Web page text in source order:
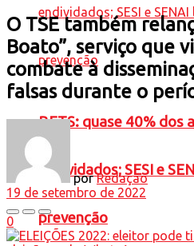
BETS: quase 40% dos
endividados; SESI e
prevenção
O TSE também
Boato”, serviço que
combate à
falsas durante o
por Redação
19 de setembro de 2022
0